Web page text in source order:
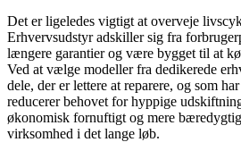
Det er ligeledes vigtigt at overveje
Erhvervsudstyr adskiller sig fra
længere garantier og være bygget til at
Ved at vælge modeller fra dedikerede
dele, der er lettere at reparere, og som
reducerer behovet for hyppige
økonomisk fornuftigt og mere
virksomhed i det lange løb.